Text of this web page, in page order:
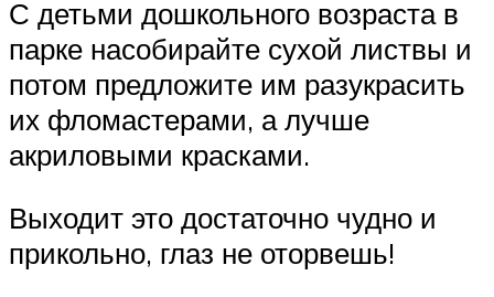
С детьми дошкольного возраста в
парке насобирайте сухой листвы и
потом предложите им разукрасить
их фломастерами, а лучше
акриловыми красками.
Выходит это достаточно чудно и
прикольно, глаз не оторвешь!